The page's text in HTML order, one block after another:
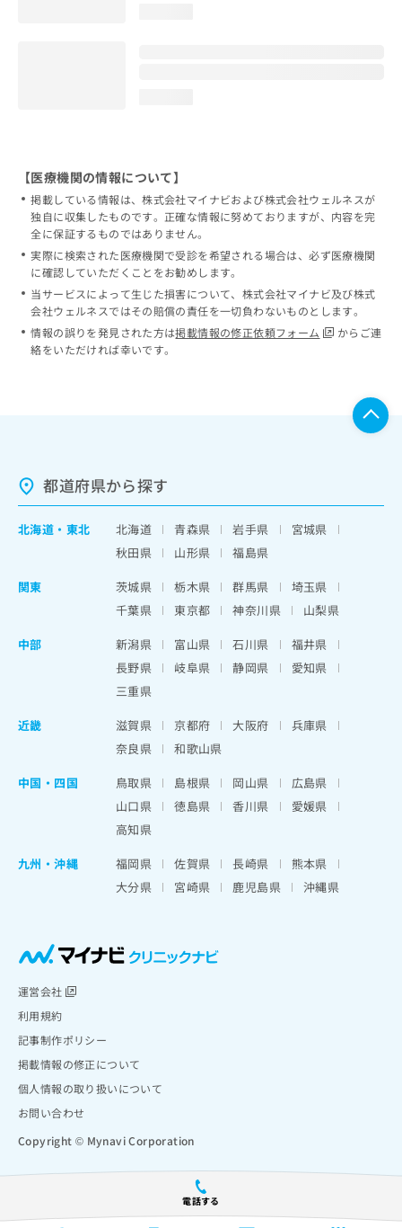
電話する
【医療機関の情報について】
掲載している情報は、株式会社マイナビおよび株式会社ウェルネスが
独自に収集したものです。正確な情報に努めておりますが、内容を完
全に保証するものではありません。
実際に検索された医療機関で受診を希望される場合は、必ず医療機関
に確認していただくことをお勧めします。
当サービスによって生じた損害について、株式会社マイナビ及び株式
会社ウェルネスではその賠償の責任を一切負わないものとします。
情報の誤りを発見された方は掲載情報の修正依頼フォーム
からご連
絡をいただければ幸いです。
都道府県から探す
北海道 ・ 東北 北海道 青森県 岩手県
宮城県
秋田県
山形県
福島県
関東
茨城県 栃木県 群馬県
埼玉県
千葉県
東京都 神奈川県
山梨県
中部
新潟県 富山県 石川県
福井県
長野県
岐阜県 静岡県
愛知県
三重県
近畿
滋賀県 京都府 大阪府
兵庫県
奈良県
和歌山県
中国・四国
鳥取県 島根県 岡山県
広島県
山口県
徳島県 香川県
愛媛県
高知県
九州・沖縄
福岡県 佐賀県 長崎県
熊本県
大分県
宮崎県 鹿児島県 沖縄県
運営会社
利用規約
記事制作ポリシー
掲載情報の修正について
個人情報の取り扱いについて
お問い合わせ
Copyright © Mynavi Corporation